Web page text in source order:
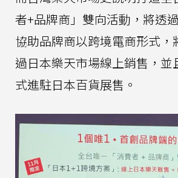
者+品牌商」雙向活動，將透
協助品牌商以跨境電商形式，
過日本樂天市場線上銷售，並
式進駐日本百貨展售。